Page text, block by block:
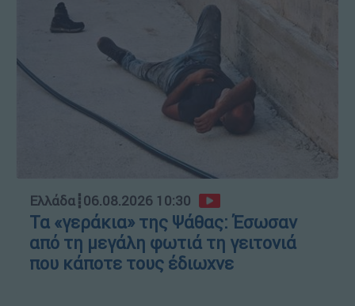
Ελλάδα┋06.08.2026 10:30
Τα «γεράκια» της Ψάθας: Έσωσαν
από τη μεγάλη φωτιά τη γειτονιά
που κάποτε τους έδιωχνε